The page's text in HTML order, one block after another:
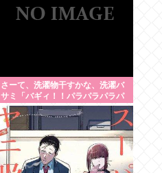
さーて、洗濯物干すかな、洗濯バ
サミ「バギィ！！パラパラパラパ
ラ」